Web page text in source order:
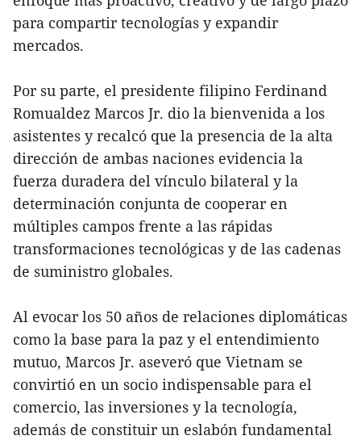
para compartir tecnologías y expandir
mercados.
Por su parte, el presidente filipino Ferdinand
Romualdez Marcos Jr. dio la bienvenida a los
asistentes y recalcó que la presencia de la alta
dirección de ambas naciones evidencia la
fuerza duradera del vínculo bilateral y la
determinación conjunta de cooperar en
múltiples campos frente a las rápidas
transformaciones tecnológicas y de las cadenas
de suministro globales.
Al evocar los 50 años de relaciones diplomáticas
como la base para la paz y el entendimiento
mutuo, Marcos Jr. aseveró que Vietnam se
convirtió en un socio indispensable para el
comercio, las inversiones y la tecnología,
además de constituir un eslabón fundamental